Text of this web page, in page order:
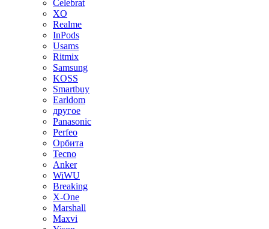
Celebrat
XO
Realme
InPods
Usams
Ritmix
Samsung
KOSS
Smartbuy
Earldom
другое
Panasonic
Perfeo
Орбита
Tecno
Anker
WiWU
Breaking
X-One
Marshall
Maxvi